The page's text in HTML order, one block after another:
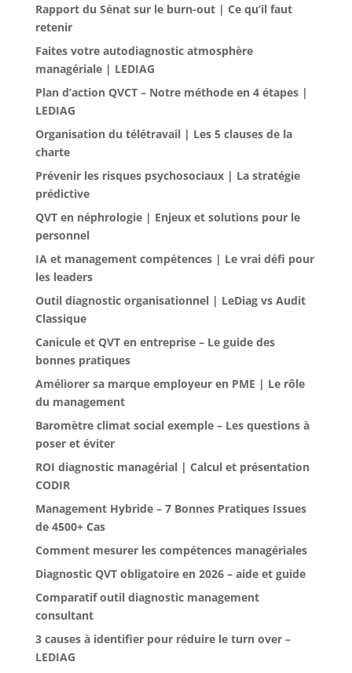
Rapport du Sénat sur le burn-out | Ce qu’il faut
retenir
Faites votre autodiagnostic atmosphère
managériale | LEDIAG
Plan d’action QVCT – Notre méthode en 4 étapes |
LEDIAG
Organisation du télétravail | Les 5 clauses de la
charte
Prévenir les risques psychosociaux | La stratégie
prédictive
QVT en néphrologie | Enjeux et solutions pour le
personnel
IA et management compétences | Le vrai défi pour
les leaders
Outil diagnostic organisationnel | LeDiag vs Audit
Classique
Canicule et QVT en entreprise – Le guide des
bonnes pratiques
Améliorer sa marque employeur en PME | Le rôle
du management
Baromètre climat social exemple – Les questions à
poser et éviter
ROI diagnostic managérial | Calcul et présentation
CODIR
Management Hybride – 7 Bonnes Pratiques Issues
de 4500+ Cas
Comment mesurer les compétences managériales
Diagnostic QVT obligatoire en 2026 – aide et guide
Comparatif outil diagnostic management
consultant
3 causes à identifier pour réduire le turn over –
LEDIAG